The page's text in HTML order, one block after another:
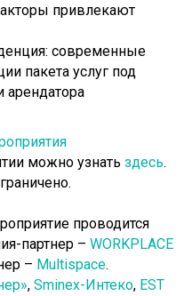
привлекают
современные
пакета услуг под
арендатора
можно узнать здесь.
проводится
партнер – WORKPLACE
– Multispace.
, Sminex-Интеко, EST